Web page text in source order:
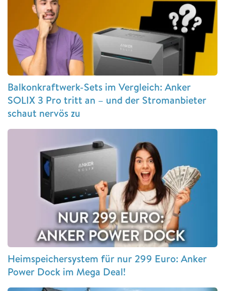
Balkonkraftwerk-Sets im Vergleich: Anker
SOLIX 3 Pro tritt an – und der Stromanbieter
schaut nervös zu
Heimspeichersystem für nur 299 Euro: Anker
Power Dock im Mega Deal!